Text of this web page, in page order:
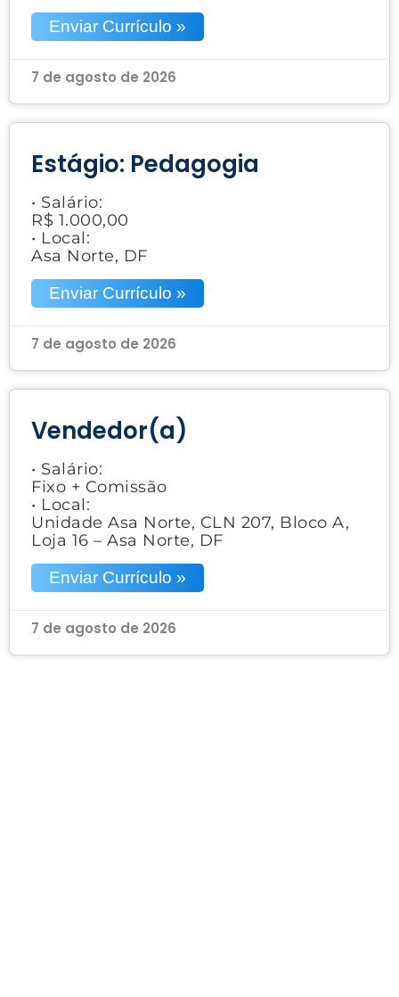
Enviar Currículo »
7 de agosto de 2026
Estágio: Pedagogia
• Salário:
R$ 1.000,00
• Local:
Asa Norte, DF
Enviar Currículo »
7 de agosto de 2026
Vendedor(a)
• Salário:
Fixo + Comissão
• Local:
Unidade Asa Norte, CLN 207, Bloco A,
Loja 16 – Asa Norte, DF
Enviar Currículo »
7 de agosto de 2026